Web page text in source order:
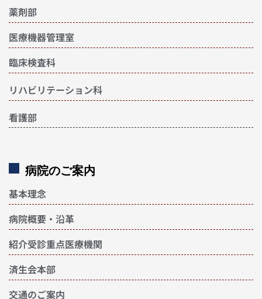
薬剤部
医療機器管理室
臨床検査科
リハビリテーション科
看護部
病院のご案内
基本理念
病院概要・沿革
紹介受診重点医療機関
済生会本部
交通のご案内